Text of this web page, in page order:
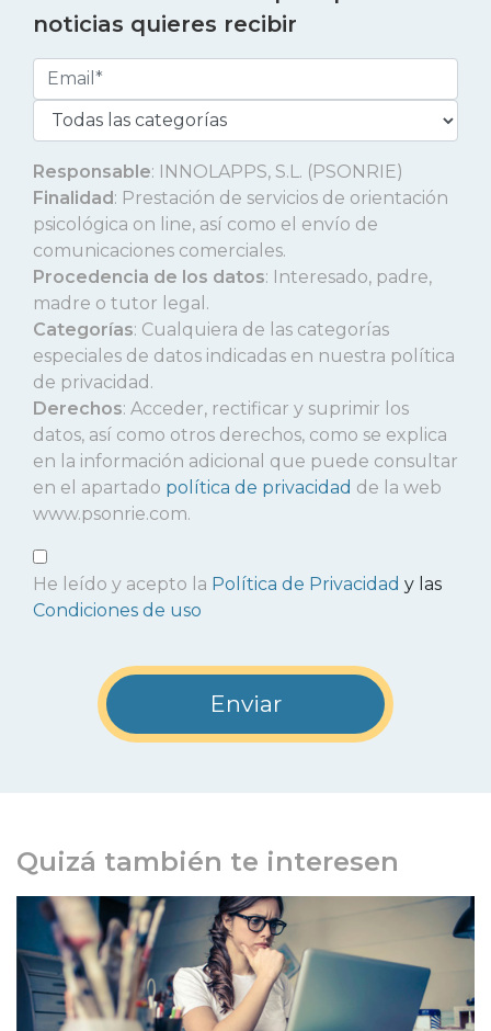
noticias quieres recibir
Responsable: INNOLAPPS, S.L. (PSONRIE)
Finalidad: Prestación de servicios de orientación
psicológica on line, así como el envío de
comunicaciones comerciales.
Procedencia de los datos: Interesado, padre,
madre o tutor legal.
Categorías: Cualquiera de las categorías
especiales de datos indicadas en nuestra política
de privacidad.
Derechos: Acceder, rectificar y suprimir los
datos, así como otros derechos, como se explica
en la información adicional que puede consultar
en el apartado política de privacidad de la web
www.psonrie.com.
He leído y acepto la Política de Privacidad y las
Condiciones de uso
Quizá también te interesen